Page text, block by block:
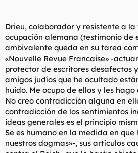
Drieu, colaborador y resistente a
ocupación alemana (testimonio de
ambivalente queda en su tarea
«Nouvelle Revue Francaise» -
protector de escritores desafectos
amigos judíos que he ocultado
huido. Me ocupo de ellos y les
No creo contradicción alguna en
contradicción de los sentimientos
ideas generales es el principio
Se es humano en la medida en
nuestros dogmas»-, sus artículos